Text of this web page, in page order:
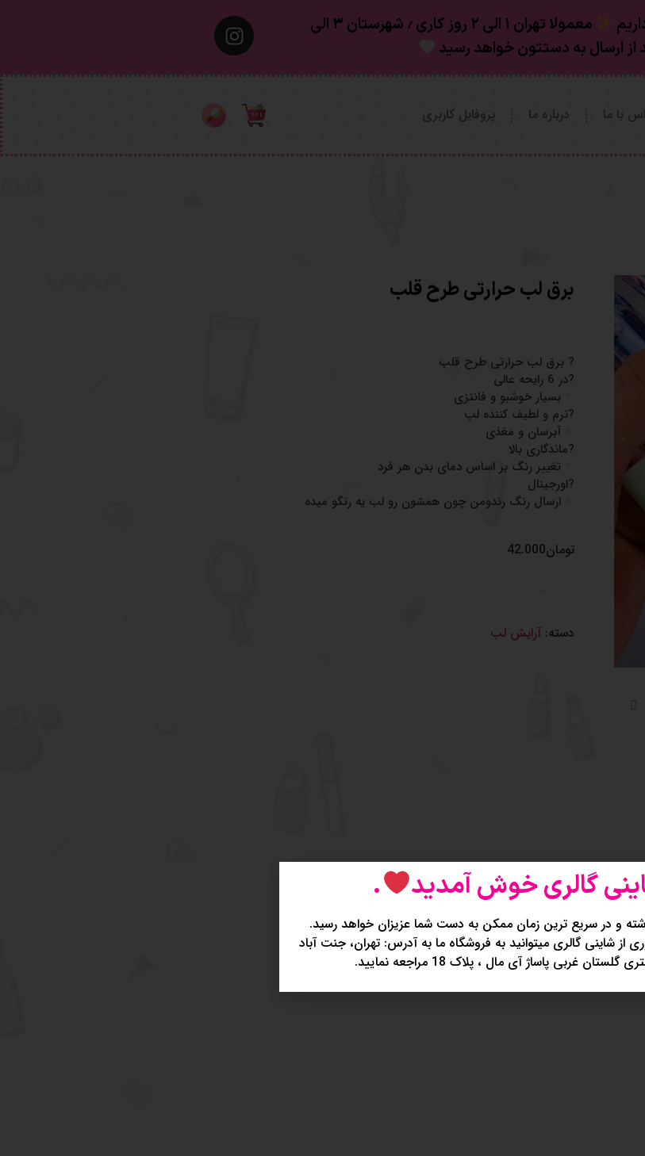
معمولا تهران ۱ الی ۲ روز‌ کاری ٫ شهرستان ۳ الی
با ما درباره ما پروفایل کاربری
برق لب حرارتی طرح قلب
? برق لب حرارتی طرح قلب
?در 6 رایحه عالی
بسیار خوشبو و فانتزی
?نرم و لطیف کننده لب
آبرسان و مغذی
?ماندگاری بالا
تغییر رنگ بر اساس دمای بدن هر فرد
?اورجینال
ارسال رنگ رندومن چون همشون رو لب یه رنگو میده
تومان42.000
دسته: آرایش لب
گالری خوش آمدید .
و در سریع ترین زمان ممکن به دست شما عزیزان خواهد رسید.
شاینی گالری میتوانید به فروشگاه ما به آدرس: تهران، جنت آباد